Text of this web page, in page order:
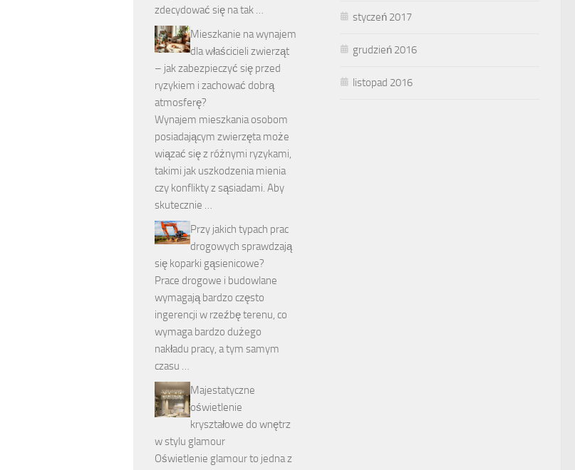
styczeń 2017
grudzień 2016
listopad 2016
zdecydować się na tak …
Mieszkanie na wynajem
dla właścicieli zwierząt
– jak zabezpieczyć się przed
ryzykiem i zachować dobrą
atmosferę?
Wynajem mieszkania osobom
posiadającym zwierzęta może
wiązać się z różnymi ryzykami,
takimi jak uszkodzenia mienia
czy konflikty z sąsiadami. Aby
skutecznie …
Przy jakich typach prac
drogowych sprawdzają
się koparki gąsienicowe?
Prace drogowe i budowlane
wymagają bardzo często
ingerencji w rzeźbę terenu, co
wymaga bardzo dużego
nakładu pracy, a tym samym
czasu …
Majestatyczne
oświetlenie
kryształowe do wnętrz
w stylu glamour
Oświetlenie glamour to jedna z